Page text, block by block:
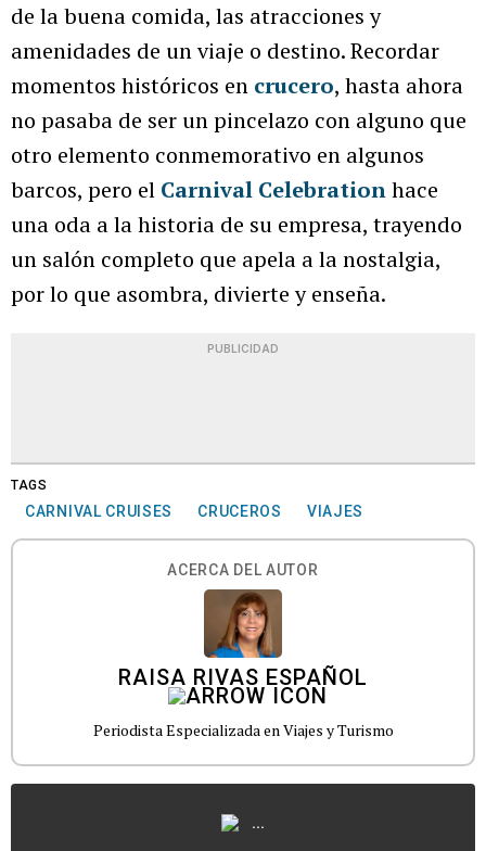
de la buena comida, las atracciones y
amenidades de un viaje o destino. Recordar
momentos históricos en crucero, hasta ahora
no pasaba de ser un pincelazo con alguno que
otro elemento conmemorativo en algunos
barcos, pero el Carnival Celebrationhace
una oda a la historia de su empresa, trayendo
un salón completo que apela a la nostalgia,
por lo que asombra, divierte y enseña.
PUBLICIDAD
TAGS
CARNIVAL CRUISES CRUCEROS VIAJES
ACERCA DEL AUTOR
RAISA RIVAS ESPAÑOL
Periodista Especializada en Viajes y Turismo
...